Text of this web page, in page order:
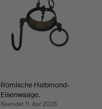
Römische Halbmond-
Eisenwaage.
Beendet 11. Apr 2026